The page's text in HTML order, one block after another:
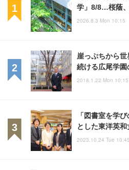
学」8/8…桜蔭
2026.8.3 Mon 10:15
崖っぷちから
続ける広尾学園
2018.1.22 Mon 10:15
「図書室を学
とした東洋英
2023.10.24 Tue 10:45